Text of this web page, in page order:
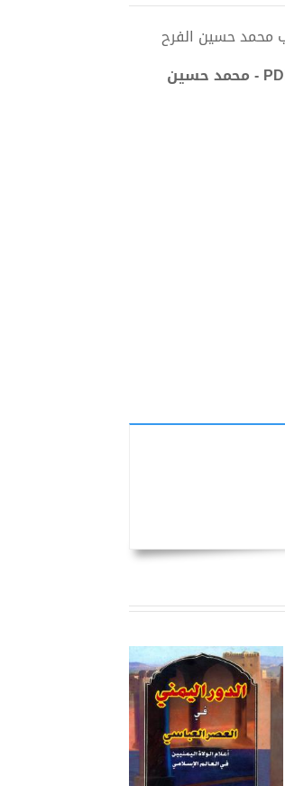
تحميل كتاب إنتخابات اليمن البرلمانية والرئاسية متعددة الأحزاب 1993 - 2003 م PDF - محمد حسين